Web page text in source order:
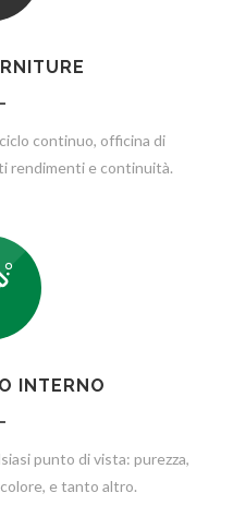
continuo, officina di
rendimenti e continuità.
INTERNO
punto di vista: purezza,
e tanto altro.